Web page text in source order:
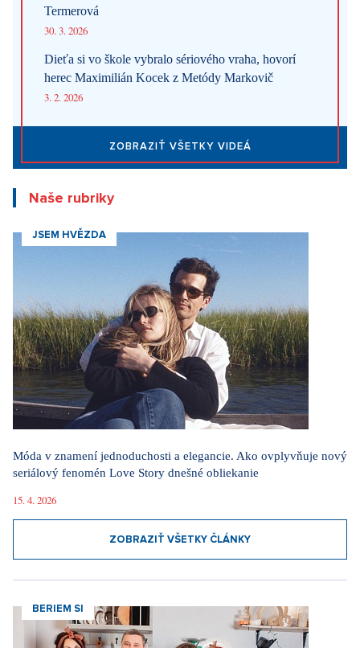
Termerová
30. 3. 2026
Dieťa si vo škole vybralo sériového vraha, hovorí
herec Maximilián Kocek z Metódy Markovič
3. 2. 2026
ZOBRAZIŤ VŠETKY VIDEÁ
Naše rubriky
JSEM HVĚZDA
Móda v znamení jednoduchosti a elegancie. Ako ovplyvňuje nový
seriálový fenomén Love Story dnešné obliekanie
15. 4. 2026
ZOBRAZIŤ VŠETKY ČLÁNKY
BERIEM SI